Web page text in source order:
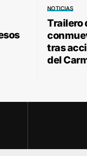
NOTICIAS
Trailero
tras
del